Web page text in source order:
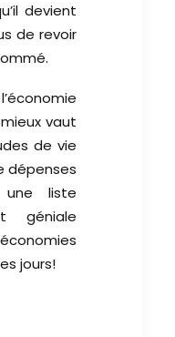
devient
de revoir
vaut
de vie
dépenses
une liste
géniale
jours!